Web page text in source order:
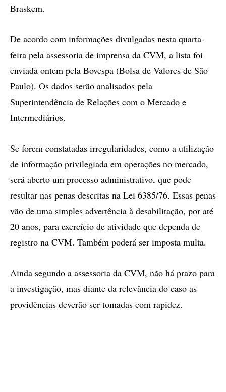
Braskem.
De acordo com informações divulgadas nesta quarta-
feira pela assessoria de imprensa da CVM, a lista foi
enviada ontem pela Bovespa (Bolsa de Valores de São
Paulo). Os dados serão analisados pela
Superintendência de Relações com o Mercado e
Intermediários.
Se forem constatadas irregularidades, como a utilização
de informação privilegiada em operações no mercado,
será aberto um processo administrativo, que pode
resultar nas penas descritas na Lei 6385/76. Essas penas
vão de uma simples advertência à desabilitação, por até
20 anos, para exercício de atividade que dependa de
registro na CVM. Também poderá ser imposta multa.
Ainda segundo a assessoria da CVM, não há prazo para
a investigação, mas diante da relevância do caso as
providências deverão ser tomadas com rapidez.